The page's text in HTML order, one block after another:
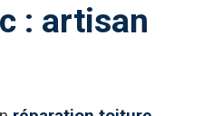
: artisan